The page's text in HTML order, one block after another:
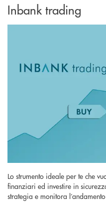
Inbank trading
Lo strumento ideale per te che
finanziari ed investire in
strategia e monitora